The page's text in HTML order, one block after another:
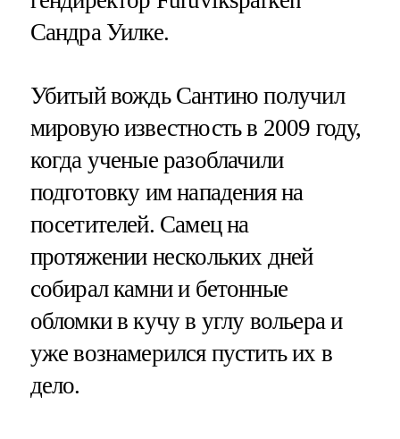
Сандра Уилке.
Убитый вождь Сантино получил
мировую известность в 2009 году,
когда ученые разоблачили
подготовку им нападения на
посетителей. Самец на
протяжении нескольких дней
собирал камни и бетонные
обломки в кучу в углу вольера и
уже вознамерился пустить их в
дело.